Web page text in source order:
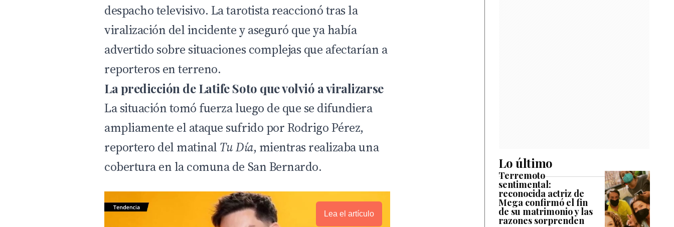
despacho televisivo. La tarotista reaccionó tras la
viralización del incidente y aseguró que ya había
advertido sobre situaciones complejas que afectarían a
reporteros en terreno.
La predicción de Latife Soto que volvió a viralizarse
La situación tomó fuerza luego de que se difundiera
ampliamente el ataque sufrido por Rodrigo Pérez,
reportero del matinal Tu Día, mientras realizaba una
cobertura en la comuna de San Bernardo.
Lea el artículo
Lo último
Terremoto
sentimental:
reconocida actriz de
Mega confirmó el fin
de su matrimonio y las
razones sorprenden